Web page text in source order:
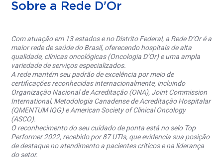
Sobre a Rede D'Or
Com atuação em 13 estados e no Distrito Federal, a Rede D’Or é a
maior rede de saúde do Brasil, oferecendo hospitais de alta
qualidade, clínicas oncológicas (Oncologia D’Or) e uma ampla
variedade de serviços especializados.
A rede mantém seu padrão de excelência por meio de
certificações reconhecidas internacionalmente, incluindo
Organização Nacional de Acreditação (ONA), Joint Commission
International, Metodologia Canadense de Acreditação Hospitalar
(QMENTUM IQG) e American Society of Clinical Oncology
(ASCO).
O reconhecimento do seu cuidado de ponta está no selo Top
Performer 2022, recebido por 87 UTIs, que evidencia sua posição
de destaque no atendimento a pacientes críticos e na liderança
do setor.